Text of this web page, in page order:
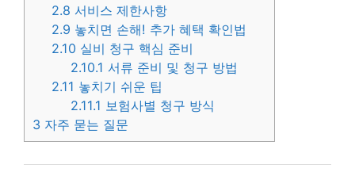
2.8 서비스 제한사항
2.9 놓치면 손해! 추가 혜택 확인법
2.10 실비 청구 핵심 준비
2.10.1 서류 준비 및 청구 방법
2.11 놓치기 쉬운 팁
2.11.1 보험사별 청구 방식
3 자주 묻는 질문